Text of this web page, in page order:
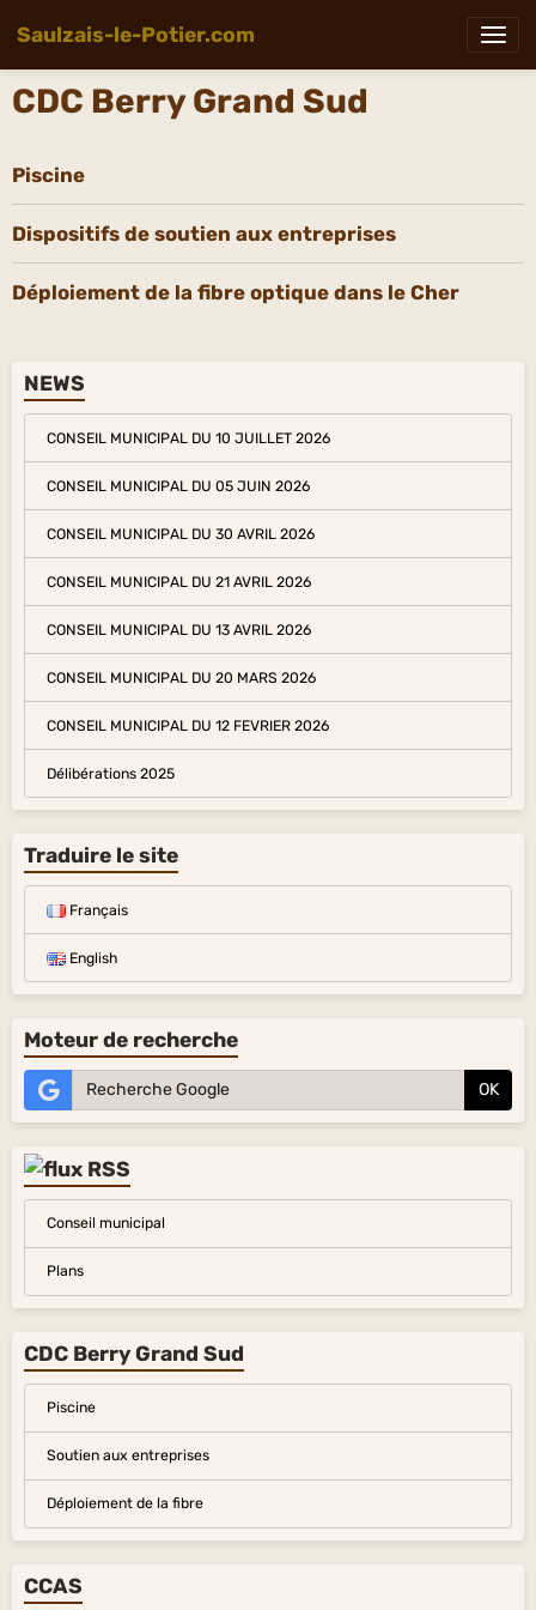
Saulzais-le-Potier.com
CDC Berry Grand Sud
Piscine
Dispositifs de soutien aux entreprises
Déploiement de la fibre optique dans le Cher
NEWS
CONSEIL MUNICIPAL DU 10 JUILLET 2026
CONSEIL MUNICIPAL DU 05 JUIN 2026
CONSEIL MUNICIPAL DU 30 AVRIL 2026
CONSEIL MUNICIPAL DU 21 AVRIL 2026
CONSEIL MUNICIPAL DU 13 AVRIL 2026
CONSEIL MUNICIPAL DU 20 MARS 2026
CONSEIL MUNICIPAL DU 12 FEVRIER 2026
Délibérations 2025
Traduire le site
Français
English
Moteur de recherche
OK
Conseil municipal
Plans
CDC Berry Grand Sud
Piscine
Soutien aux entreprises
Déploiement de la fibre
CCAS